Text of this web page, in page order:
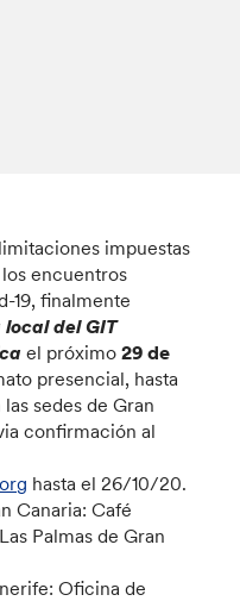
impuestas
encuentros
19, finalmente
local del GIT
el próximo 29 de
presencial, hasta
sedes de Gran
confirmación al
hasta el 26/10/20.
Canaria: Café
Palmas de Gran
Oficina de